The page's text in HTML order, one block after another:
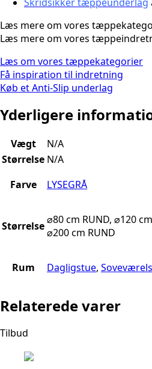
Læs mere om vores
Læs mere om vores
Læs om vores tæppekategorier
Få inspiration til indretning
Køb et Anti-Slip underlag
Yderligere
Vægt
N/A
Størrelse N/A
Farve
LYSEGRÅ
Størrelse⌀80 cm RUND, ⌀120
⌀200 cm RUND
Rum Dagligstue,
Relaterede varer
Tilbud